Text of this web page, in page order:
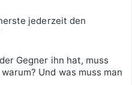
jederzeit den
Gegner ihn hat, muss
Und was muss man